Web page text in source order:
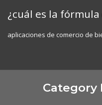
¿cuál es la fórmula
aplicaciones de comercio de
Category